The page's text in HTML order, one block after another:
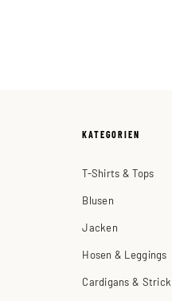
KATEGORIEN
T-Shirts & Tops
Blusen
Jacken
Hosen & Leggings
Cardigans & Strick